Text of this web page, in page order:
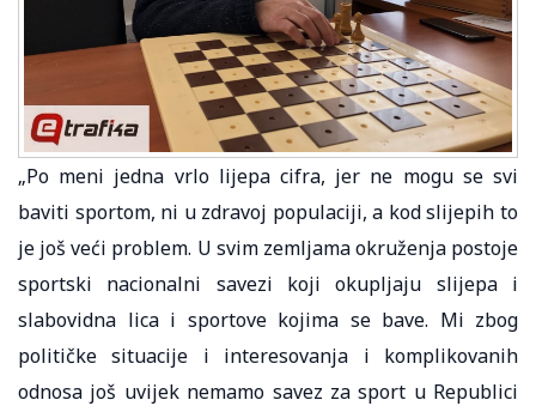
„Po meni jedna vrlo lijepa cifra, jer ne mogu se svi
baviti sportom, ni u zdravoj populaciji, a kod slijepih to
je još veći problem. U svim zemljama okruženja postoje
sportski nacionalni savezi koji okupljaju slijepa i
slabovidna lica i sportove kojima se bave. Mi zbog
političke situacije i interesovanja i komplikovanih
odnosa još uvijek nemamo savez za sport u Republici